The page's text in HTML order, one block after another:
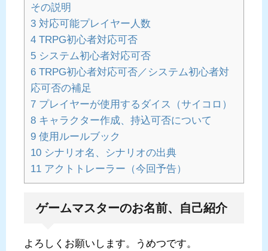
その説明
3 対応可能プレイヤー人数
4 TRPG初心者対応可否
5 システム初心者対応可否
6 TRPG初心者対応可否／システム初心者対
応可否の補足
7 プレイヤーが使用するダイス（サイコロ）
8 キャラクター作成、持込可否について
9 使用ルールブック
10 シナリオ名、シナリオの出典
11 アクトトレーラー（今回予告）
ゲームマスターのお名前、自己紹介
よろしくお願いします。うめつです。